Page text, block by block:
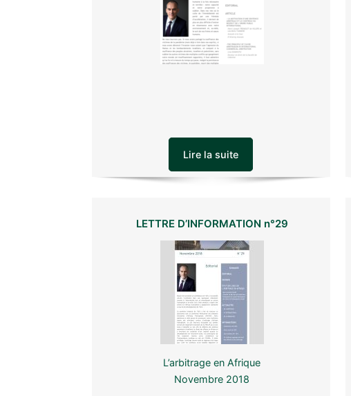
v
Lire la suite
LETTRE D’INFORMATION n°29
L’arbitrage en Afrique
Novembre 2018